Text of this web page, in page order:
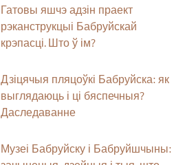
Гатовы яшчэ адзін праект
рэканструкцыі Бабруйскай
крэпасці. Што ў ім?
Дзіцячыя пляцоўкі Бабруйска: як
выглядаюць і ці бяспечныя?
Даследаванне
Музеі Бабруйску і Бабруйшчыны: